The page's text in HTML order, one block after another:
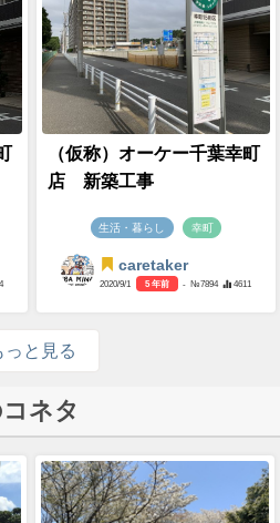
（仮称）オーケー千葉幸町
店 新築工事
生活・暮らし 幸町
caretaker
2020/9/1 5 年前 - №7894 4611
っと見る
ネタ